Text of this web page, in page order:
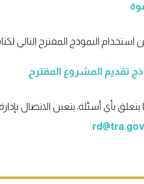
استخدام النموذج المقترح التالي
تقديم المشروع المقترح
يتعلق بأي أسئلة، يتعين الاتصال